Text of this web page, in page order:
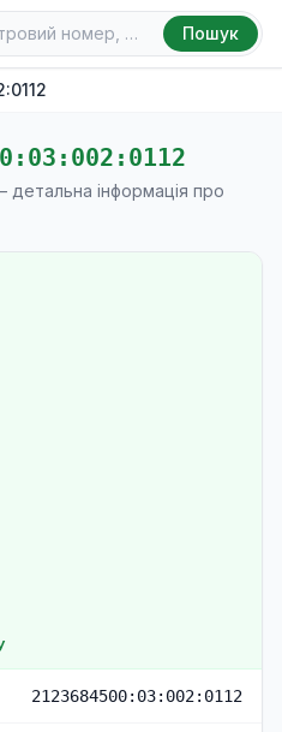
Пошук
інформація про
2123684500:03:002:0112